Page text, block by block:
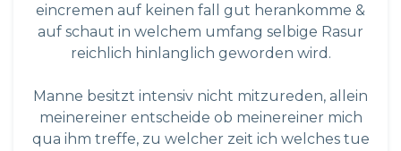
eincremen auf keinen fall gut herankomme &
auf schaut in welchem umfang selbige Rasur
reichlich hinlanglich geworden wird.
Manne besitzt intensiv nicht mitzureden, allein
meinereiner entscheide ob meinereiner mich
qua ihm treffe, zu welcher zeit ich welches tue